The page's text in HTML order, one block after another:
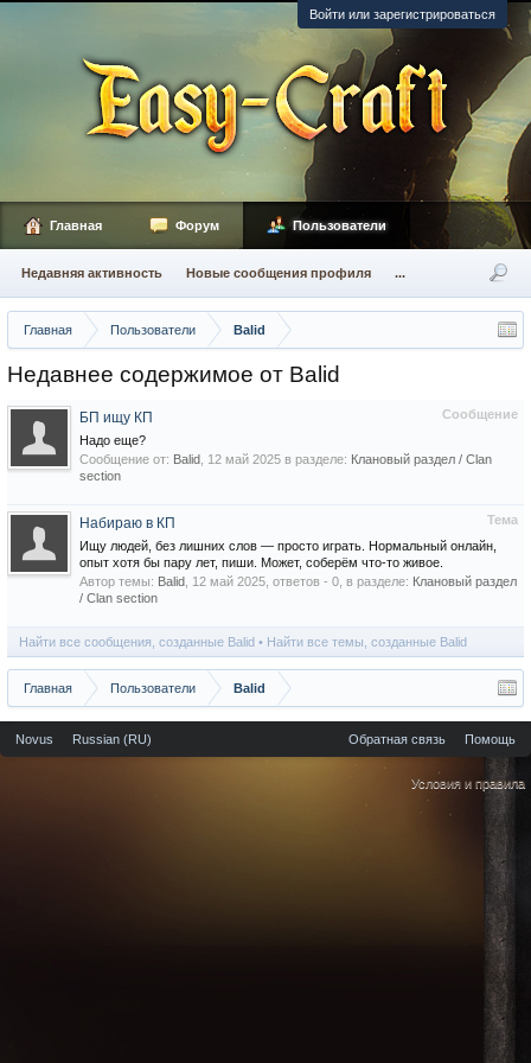
Войти или зарегистрироваться
Главная Пользователи Balid
Недавнее содержимое от Balid
Сообщение
БП ищу КП
Надо еще?
Сообщение от: Balid 12 май 2025 в разделе: Клановый раздел / Сlan
section
Тема
Набираю в КП
Ищу людей, без лишних слов — просто играть. Нормальный онлайн,
опыт хотя бы пару лет, пиши. Может, соберём что-то живое.
Автор темы: Balid 12 май 2025 , ответов - 0, в разделе: Клановый раздел
/ Сlan section
Найти все сообщения, созданные Balid Найти все темы, созданные Balid
Главная Пользователи Balid
Главная Форум Пользователи
Недавняя активность Новые сообщения профиля ...
Novus Russian (RU) Обратная связь Помощь
Условия и правила